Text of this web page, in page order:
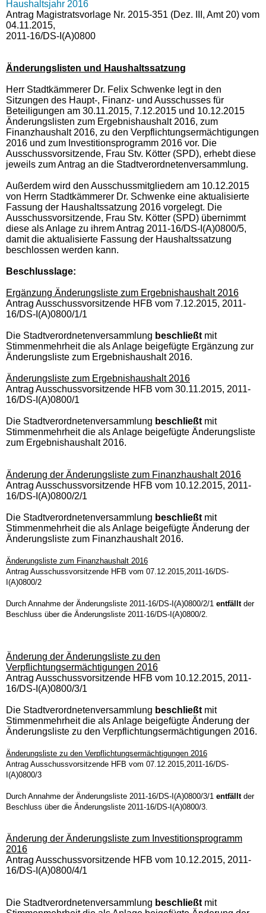
Haushaltsjahr 2016
Antrag Magistratsvorlage Nr. 2015-351 (Dez. III, Amt 20) vom
04.11.2015,
2011-16/DS-I(A)0800
Änderungslisten und Haushaltssatzung
Herr Stadtkämmerer Dr. Felix Schwenke legt in den
Sitzungen des Haupt-, Finanz- und Ausschusses für
Beteiligungen am 30.11.2015, 7.12.2015 und 10.12.2015
Änderungslisten zum Ergebnishaushalt 2016, zum
Finanzhaushalt 2016, zu den Verpflichtungsermächtigungen
2016 und zum Investitionsprogramm 2016 vor. Die
Ausschussvorsitzende, Frau Stv. Kötter (SPD), erhebt diese
jeweils zum Antrag an die Stadtverordnetenversammlung.
Außerdem wird den Ausschussmitgliedern am 10.12.2015
von Herrn Stadtkämmerer Dr. Schwenke eine aktualisierte
Fassung der Haushaltssatzung 2016 vorgelegt. Die
Ausschussvorsitzende, Frau Stv. Kötter (SPD) übernimmt
diese als Anlage zu ihrem Antrag 2011-16/DS-I(A)0800/5,
damit die aktualisierte Fassung der Haushaltssatzung
beschlossen werden kann.
Beschlusslage:
Ergänzung Änderungsliste zum Ergebnishaushalt 2016
Antrag Ausschussvorsitzende HFB vom 7.12.2015, 2011-
16/DS-I(A)0800/1/1
Die Stadtverordnetenversammlung beschließt mit
Stimmenmehrheit die als Anlage beigefügte Ergänzung zur
Änderungsliste zum Ergebnishaushalt 2016.
Änderungsliste zum Ergebnishaushalt 2016
Antrag Ausschussvorsitzende HFB vom 30.11.2015, 2011-
16/DS-I(A)0800/1
Die Stadtverordnetenversammlung beschließt mit
Stimmenmehrheit die als Anlage beigefügte Änderungsliste
zum Ergebnishaushalt 2016.
Änderung der Änderungsliste zum Finanzhaushalt 2016
Antrag Ausschussvorsitzende HFB vom 10.12.2015, 2011-
16/DS-I(A)0800/2/1
Die Stadtverordnetenversammlung beschließt mit
Stimmenmehrheit die als Anlage beigefügte Änderung der
Änderungsliste zum Finanzhaushalt 2016.
Änderungsliste zum Finanzhaushalt 2016
Antrag Ausschussvorsitzende HFB vom 07.12.2015,2011-16/DS-
I(A)0800/2
Durch Annahme der Änderungsliste 2011-16/DS-I(A)0800/2/1 entfälltder
Beschluss über die Änderungsliste 2011-16/DS-I(A)0800/2.
Änderung der Änderungsliste zu den
Verpflichtungsermächtigungen 2016
Antrag Ausschussvorsitzende HFB vom 10.12.2015, 2011-
16/DS-I(A)0800/3/1
Die Stadtverordnetenversammlung beschließt mit
Stimmenmehrheit die als Anlage beigefügte Änderung der
Änderungsliste zu den Verpflichtungsermächtigungen 2016.
Änderungsliste zu den Verpflichtungsermächtigungen 2016
Antrag Ausschussvorsitzende HFB vom 07.12.2015,2011-16/DS-
I(A)0800/3
Durch Annahme der Änderungsliste 2011-16/DS-I(A)0800/3/1 entfälltder
Beschluss über die Änderungsliste 2011-16/DS-I(A)0800/3.
Änderung der Änderungsliste zum Investitionsprogramm
2016
Antrag Ausschussvorsitzende HFB vom 10.12.2015, 2011-
16/DS-I(A)0800/4/1
Die Stadtverordnetenversammlung beschließt mit